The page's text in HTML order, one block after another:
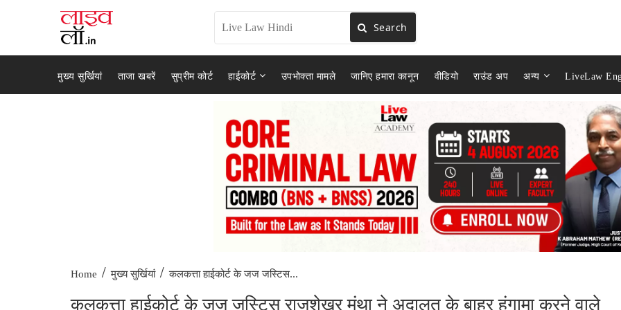
Search
मुख्य सुर्खियां ताजा खबरें सुप्रीम कोर्ट हाईकोर्ट उपभोक्ता मामले जानिए हमारा कानून वीडियो राउंड अप अन्य LiveLaw
Home / मुख्य सुर्खियां / कलकत्ता हाईकोर्ट के जज जस्टिस...
कलकत्ता हाईकोर्ट के जज जस्टिस राजशेखर मंथा ने अदालत के बाहर हंगामा करने वाले